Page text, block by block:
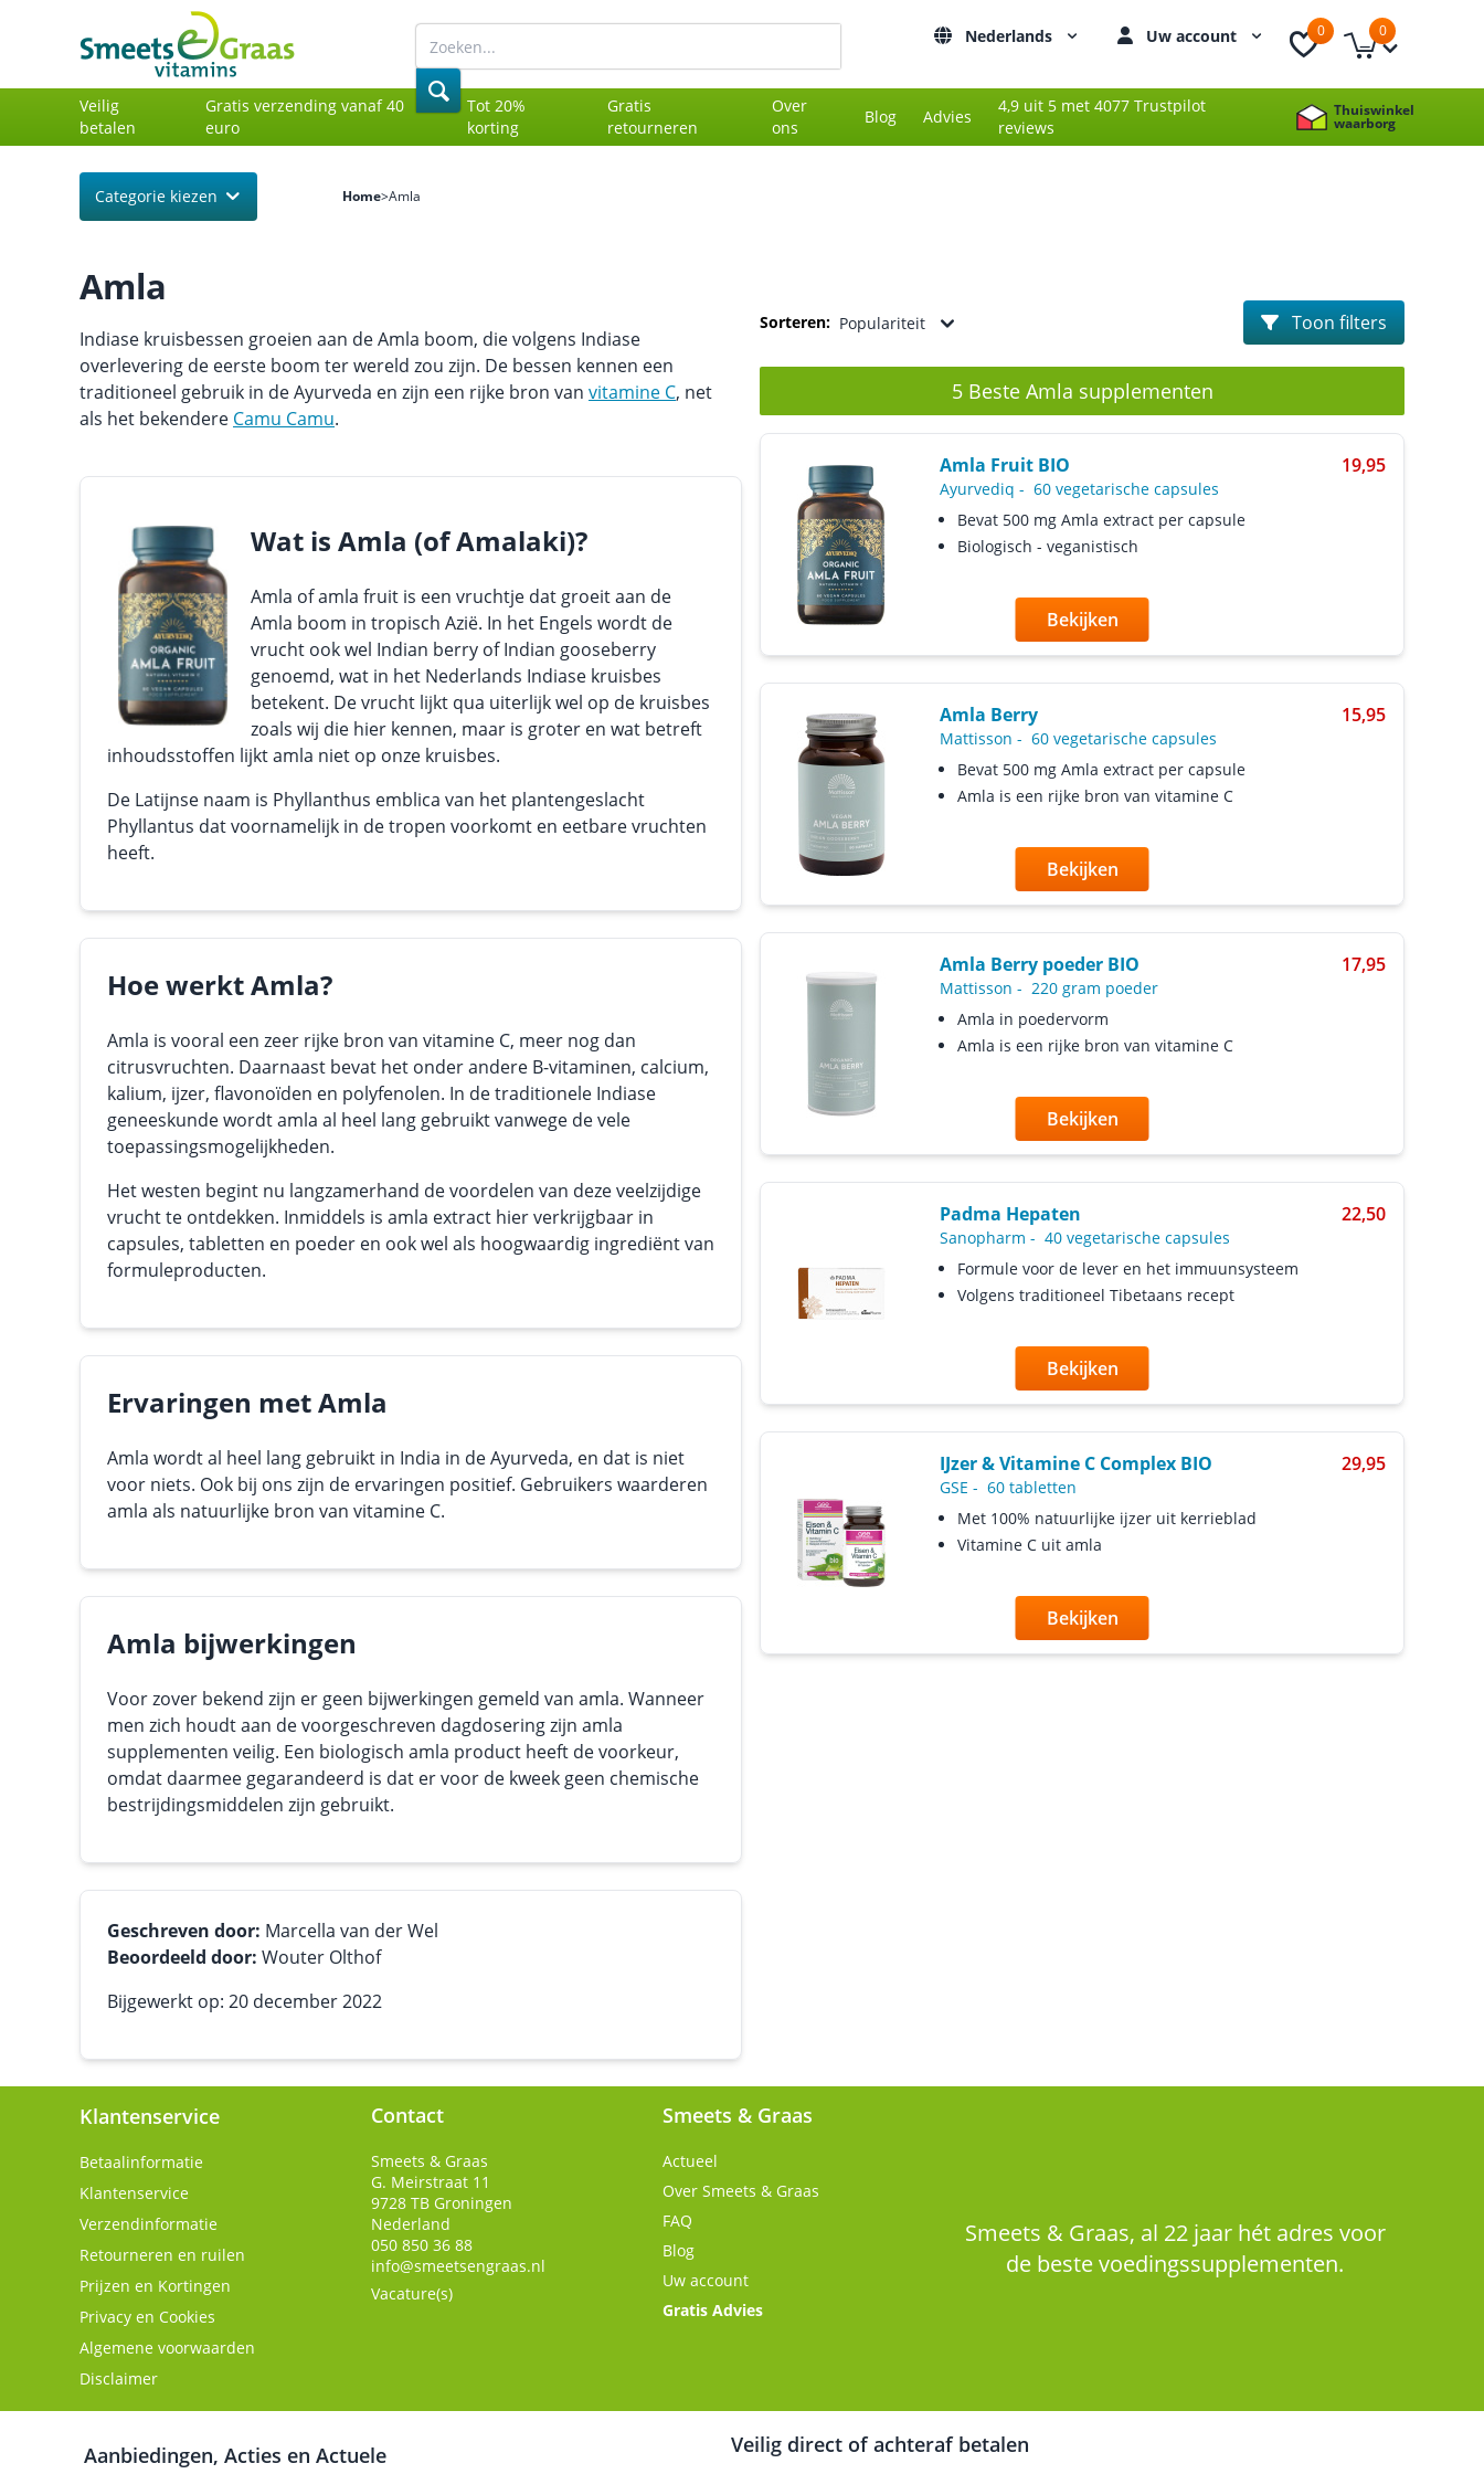
Nederlands Uw account 0 0
Veilig
betalen
Gratis verzending vanaf 40
euro
Tot 20%
korting
Gratis
retourneren
Over
ons
Blog Advies
4,9 uit 5 met 4077 Trustpilot
reviews
Thuiswinkel
waarborg
Categorie kiezen Home>Amla
Amla
Sorteren: Populariteit Toon filters
5 Beste Amla supplementen
Amla Fruit BIO 19,95
Ayurvediq - 60 vegetarische capsules
Bevat 500 mg Amla extract per capsule
Biologisch - veganistisch
Bekijken
Amla Berry 15,95
Mattisson - 60 vegetarische capsules
Bevat 500 mg Amla extract per capsule
Amla is een rijke bron van vitamine C
Bekijken
Amla Berry poeder BIO 17,95
Mattisson - 220 gram poeder
Amla in poedervorm
Amla is een rijke bron van vitamine C
Bekijken
Padma Hepaten 22,50
Sanopharm - 40 vegetarische capsules
Formule voor de lever en het immuunsysteem
Volgens traditioneel Tibetaans recept
Bekijken
IJzer & Vitamine C Complex BIO 29,95
GSE - 60 tabletten
Met 100% natuurlijke ijzer uit kerrieblad
Vitamine C uit amla
Bekijken
Indiase kruisbessen groeien aan de Amla boom, die volgens Indiase
overlevering de eerste boom ter wereld zou zijn. De bessen kennen een
traditioneel gebruik in de Ayurveda en zijn een rijke bron van vitamine C, net
als het bekendere Camu Camu.
Wat is Amla (of Amalaki)?
Amla of amla fruit is een vruchtje dat groeit aan de
Amla boom in tropisch Azië. In het Engels wordt de
vrucht ook wel Indian berry of Indian gooseberry
genoemd, wat in het Nederlands Indiase kruisbes
betekent. De vrucht lijkt qua uiterlijk wel op de kruisbes
zoals wij die hier kennen, maar is groter en wat betreft
inhoudsstoffen lijkt amla niet op onze kruisbes.
De Latijnse naam is Phyllanthus emblica van het plantengeslacht
Phyllantus dat voornamelijk in de tropen voorkomt en eetbare vruchten
heeft.
Hoe werkt Amla?
Amla is vooral een zeer rijke bron van vitamine C, meer nog dan
citrusvruchten. Daarnaast bevat het onder andere B-vitaminen, calcium,
kalium, ijzer, flavonoïden en polyfenolen. In de traditionele Indiase
geneeskunde wordt amla al heel lang gebruikt vanwege de vele
toepassingsmogelijkheden.
Het westen begint nu langzamerhand de voordelen van deze veelzijdige
vrucht te ontdekken. Inmiddels is amla extract hier verkrijgbaar in
capsules, tabletten en poeder en ook wel als hoogwaardig ingrediënt van
formuleproducten.
Ervaringen met Amla
Amla wordt al heel lang gebruikt in India in de Ayurveda, en dat is niet
voor niets. Ook bij ons zijn de ervaringen positief. Gebruikers waarderen
amla als natuurlijke bron van vitamine C.
Amla bijwerkingen
Voor zover bekend zijn er geen bijwerkingen gemeld van amla. Wanneer
men zich houdt aan de voorgeschreven dagdosering zijn amla
supplementen veilig. Een biologisch amla product heeft de voorkeur,
omdat daarmee gegarandeerd is dat er voor de kweek geen chemische
bestrijdingsmiddelen zijn gebruikt.
Geschreven door: Marcella van der Wel
Beoordeeld door: Wouter Olthof
Bijgewerkt op: 20 december 2022
Klantenservice
Betaalinformatie
Klantenservice
Verzendinformatie
Retourneren en ruilen
Prijzen en Kortingen
Privacy en Cookies
Algemene voorwaarden
Disclaimer
Contact
Smeets & Graas
G. Meirstraat 11
9728 TB Groningen
Nederland
050 850 36 88
info@smeetsengraas.nl
Vacature(s)
Smeets & Graas
Actueel
Over Smeets & Graas
FAQ
Blog
Uw account
Gratis Advies
Smeets & Graas, al 22 jaar hét adres voor
de beste voedingssupplementen.
Aanbiedingen, Acties en Actuele
Veilig direct of achteraf betalen